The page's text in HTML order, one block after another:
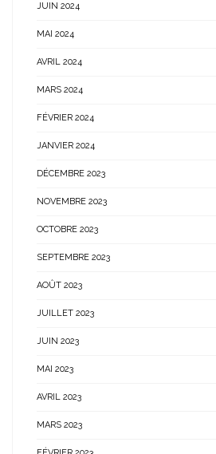
JUIN 2024
MAI 2024
AVRIL 2024
MARS 2024
FÉVRIER 2024
JANVIER 2024
DÉCEMBRE 2023
NOVEMBRE 2023
OCTOBRE 2023
SEPTEMBRE 2023
AOÛT 2023
JUILLET 2023
JUIN 2023
MAI 2023
AVRIL 2023
MARS 2023